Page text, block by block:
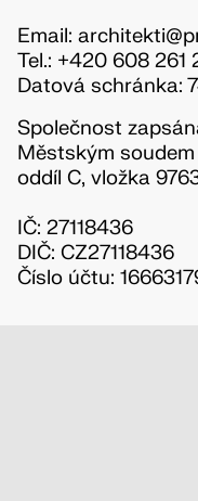
Email:
Tel.: +420 608 261
Datová schránka:
Společnost
Městským soudem
oddíl C, vložka
IČ: 27118436
DIČ: CZ27118436
Číslo účtu: